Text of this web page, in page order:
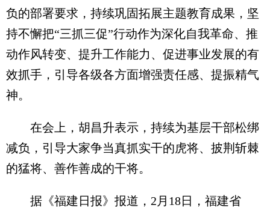
负的部署要求，持续巩固拓展主题教育成果，坚
持不懈把“三抓三促”行动作为深化自我革命、推
动作风转变、提升工作能力、促进事业发展的有
效抓手，引导各级各方面增强责任感、提振精气
神。
在会上，胡昌升表示，持续为基层干部松绑
减负，引导大家争当真抓实干的虎将、披荆斩棘
的猛将、善作善成的干将。
据《福建日报》报道，2月18日，福建省